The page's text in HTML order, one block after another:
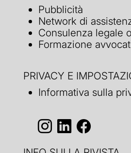
Pubblicità
Network di
Consulenza legale
Formazione
PRIVACY E
Informativa sulla